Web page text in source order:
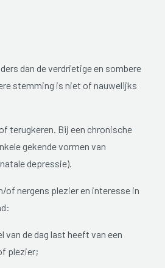
dan de verdrietige en sombere
stemming is niet of nauwelijks
terugkeren. Bij een chronische
gekende vormen van
depressie).
of nergens plezier en interesse in
van de dag last heeft van een
plezier;